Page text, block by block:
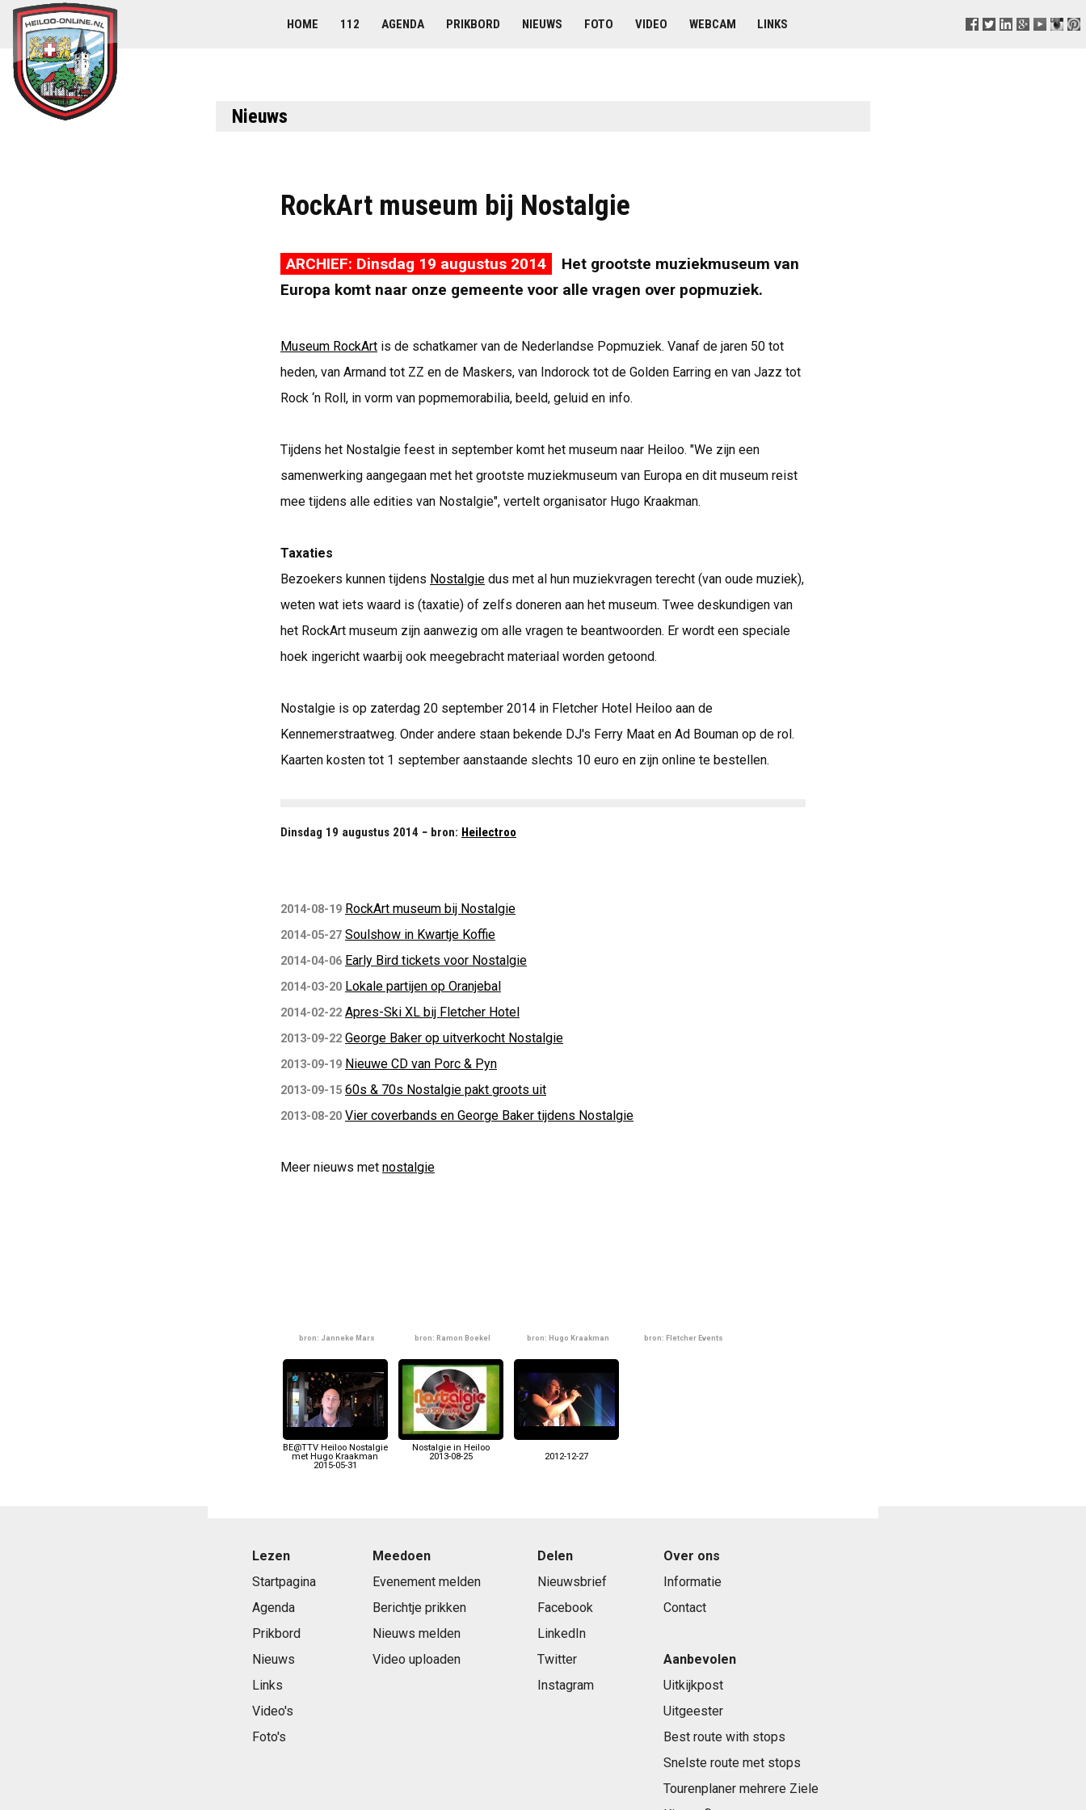
HOME 112 AGENDA PRIKBORD NIEUWS FOTO VIDEO WEBCAM LINKS
Nieuws
RockArt museum bij Nostalgie
ARCHIEF: Dinsdag 19 augustus 2014
Het grootste muziekmuseum van
Europa komt naar onze gemeente voor alle vragen over popmuziek.
Museum RockArt is de schatkamer van de Nederlandse Popmuziek. Vanaf de jaren 50 tot
heden, van Armand tot ZZ en de Maskers, van Indorock tot de Golden Earring en van Jazz tot
Rock ‘n Roll, in vorm van popmemorabilia, beeld, geluid en info.
Tijdens het Nostalgie feest in september komt het museum naar Heiloo. "We zijn een
samenwerking aangegaan met het grootste muziekmuseum van Europa en dit museum reist
mee tijdens alle edities van Nostalgie", vertelt organisator Hugo Kraakman.
Taxaties
Bezoekers kunnen tijdens Nostalgie dus met al hun muziekvragen terecht (van oude muziek),
weten wat iets waard is (taxatie) of zelfs doneren aan het museum. Twee deskundigen van
het RockArt museum zijn aanwezig om alle vragen te beantwoorden. Er wordt een speciale
hoek ingericht waarbij ook meegebracht materiaal worden getoond.
Nostalgie is op zaterdag 20 september 2014 in Fletcher Hotel Heiloo aan de
Kennemerstraatweg. Onder andere staan bekende DJ's Ferry Maat en Ad Bouman op de rol.
Kaarten kosten tot 1 september aanstaande slechts 10 euro en zijn online te bestellen.
Dinsdag 19 augustus 2014 − bron: Heilectroo
2014-08-19 RockArt museum bij Nostalgie
2014-05-27 Soulshow in Kwartje Koffie
2014-04-06 Early Bird tickets voor Nostalgie
2014-03-20 Lokale partijen op Oranjebal
2014-02-22 Apres-Ski XL bij Fletcher Hotel
2013-09-22 George Baker op uitverkocht Nostalgie
2013-09-19 Nieuwe CD van Porc & Pyn
2013-09-15 60s & 70s Nostalgie pakt groots uit
2013-08-20 Vier coverbands en George Baker tijdens Nostalgie
Meer nieuws met nostalgie
bron: Janneke Mars bron: Ramon Boekel bron: Hugo Kraakman bron: Fletcher Events
BE@TTV Heiloo Nostalgie
met Hugo Kraakman
2015-05-31
Nostalgie in Heiloo
2013-08-25
2012-12-27
Lezen
Startpagina
Agenda
Prikbord
Nieuws
Links
Video's
Foto's
Meedoen
Evenement melden
Berichtje prikken
Nieuws melden
Video uploaden
Delen
Nieuwsbrief
Facebook
LinkedIn
Twitter
Instagram
Over ons
Informatie
Contact
Aanbevolen
Uitkijkpost
Uitgeester
Best route with stops
Snelste route met stops
Tourenplaner mehrere Ziele